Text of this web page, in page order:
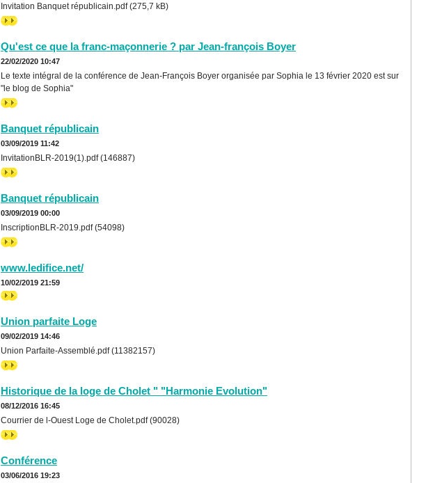
Invitation Banquet républicain.pdf (275,7 kB)
>>
Qu'est ce que la franc-maçonnerie ? par Jean-françois Boyer
22/02/2020 10:47
Le texte intégral de la conférence de Jean-François Boyer organisée par Sophia le 13 février 2020 est sur
"le blog de Sophia"
>>
Banquet républicain
03/09/2019 11:42
InvitationBLR-2019(1).pdf (146887)
>>
Banquet républicain
03/09/2019 00:00
InscriptionBLR-2019.pdf (54098)
>>
www.ledifice.net/
10/02/2019 21:59
>>
Union parfaite Loge
09/02/2019 14:46
Union Parfaite-Assemblé.pdf (11382157)
>>
Historique de la loge de Cholet " "Harmonie Evolution"
08/12/2016 16:45
Courrier de l-Ouest Loge de Cholet.pdf (90028)
>>
Conférence
03/06/2016 19:23